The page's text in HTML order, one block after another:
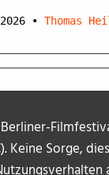
Keine Sorge,
• Thomas